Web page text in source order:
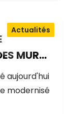
MURS,
Actualités
aujourd'hui
modernisé